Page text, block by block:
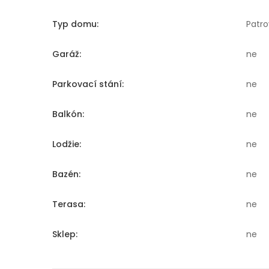
Typ domu:
Garáž: ne
Parkovací stání: ne
Balkón: ne
Lodžie: ne
Bazén: ne
Terasa: ne
Sklep: ne